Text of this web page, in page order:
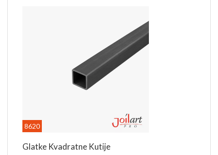
Za dodatne informacije kontaktirajte nas putem e-
ili na telefon 011 8302 700
Dodatni nazivi proizvoda: vrh, šiljak, koplje...
8620
Glatke Kvadratne Kutije